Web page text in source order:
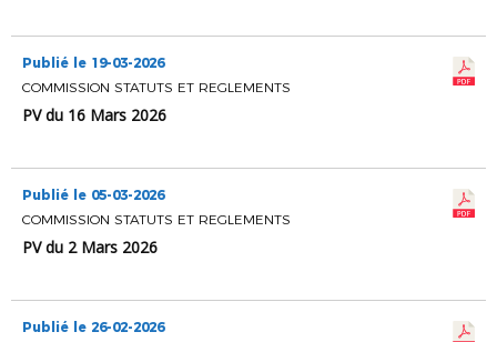
Publié le 19-03-2026
COMMISSION STATUTS ET REGLEMENTS
PV du 16 Mars 2026
Publié le 05-03-2026
COMMISSION STATUTS ET REGLEMENTS
PV du 2 Mars 2026
Publié le 26-02-2026